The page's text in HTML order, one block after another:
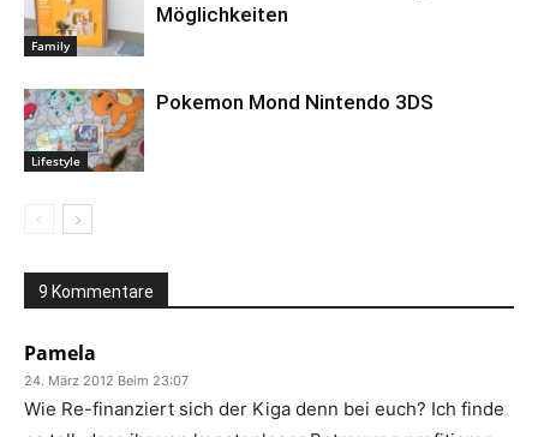
Family
Möglichkeiten
Lifestyle
Pokemon Mond Nintendo 3DS
9 Kommentare
Pamela
24. März 2012 Beim 23:07
Wie Re-finanziert sich der Kiga denn bei euch? Ich finde